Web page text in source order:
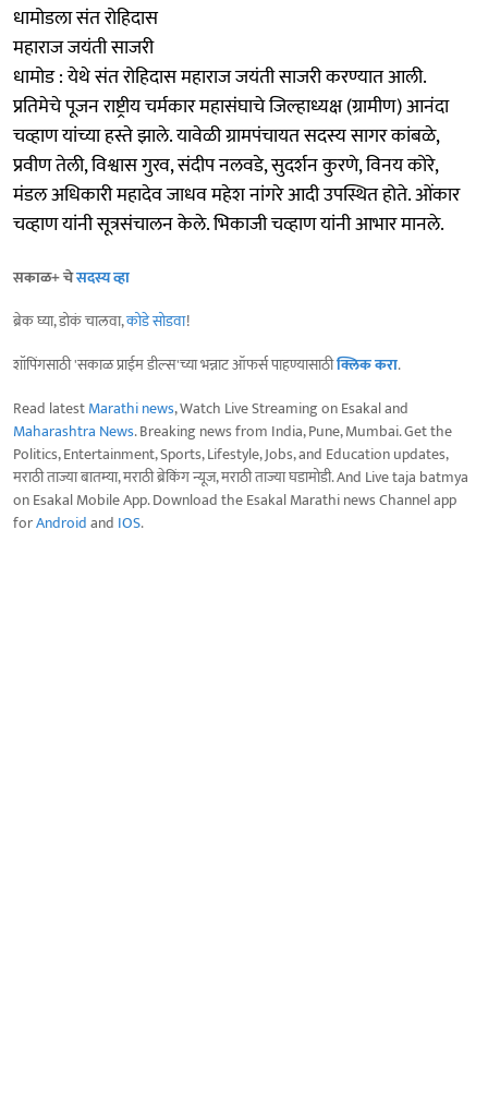
धामोडला संत रोहिदास
महाराज जयंती साजरी
धामोड : येथे संत रोहिदास महाराज जयंती साजरी करण्यात आली.
प्रतिमेचे पूजन राष्ट्रीय चर्मकार महासंघाचे जिल्हाध्यक्ष (ग्रामीण) आनंदा
चव्हाण यांच्या हस्ते झाले. यावेळी ग्रामपंचायत सदस्य सागर कांबळे,
प्रवीण तेली, विश्वास गुरव, संदीप नलवडे, सुदर्शन कुरणे, विनय कोरे,
मंडल अधिकारी महादेव जाधव महेश नांगरे आदी उपस्थित होते. ओंकार
चव्हाण यांनी सूत्रसंचालन केले. भिकाजी चव्हाण यांनी आभार मानले.
सकाळ+ चेसदस्य व्हा
ब्रेक घ्या, डोकं चालवा,कोडे सोडवा!
शॉपिंगसाठी 'सकाळ प्राईम डील्स'च्या भन्नाट ऑफर्स पाहण्यासाठीक्लिक करा.
Read latestMarathi news, Watch Live Streaming on Esakal and
Maharashtra News. Breaking news from India, Pune, Mumbai. Get the
Politics, Entertainment, Sports, Lifestyle, Jobs, and Education updates,
मराठी ताज्या बातम्या, मराठी ब्रेकिंग न्यूज, मराठी ताज्या घडामोडी. And Live taja batmya
on Esakal Mobile App. Download the Esakal Marathi news Channel app
forAndroidand IOS.